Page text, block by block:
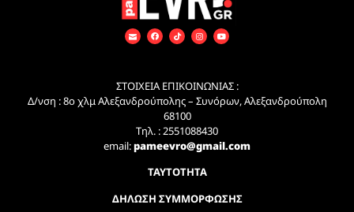
ΣΤΟΙΧΕΙΑ ΕΠΙΚΟΙΝΩΝΙΑΣ :
Δ/νση : 8ο χλμ Αλεξανδρούπολης – Συνόρων, Αλεξανδρούπολη
68100
Τηλ. : 2551088430
email:pameevro@gmail.com
ΤΑΥΤΟΤΗΤΑ
ΔΗΛΩΣΗ ΣΥΜΜΟΡΦΩΣΗΣ